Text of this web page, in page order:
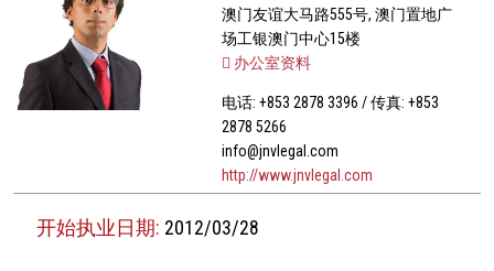
澳门友谊大马路555号, 澳门置地广
场工银澳门中心15楼
办公室资料
电话: +853 2878 3396 / 传真: +853
2878 5266
info@jnvlegal.com
http://www.jnvlegal.com
开始执业日期: 2012/03/28